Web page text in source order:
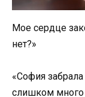
Мое сердце
нет?»
«София забрала
слишком много